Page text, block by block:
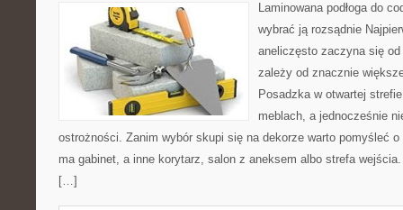
Laminowana podłoga do
wybrać ją rozsądnie
aneliczęsto zaczyna się
zależy od znacznie
Posadzka w otwartej
meblach, a jednocześnie
ostrożności. Zanim wybór skupi się na dekorze warto pomyśleć
ma gabinet, a inne korytarz, salon z aneksem albo strefa
[…]